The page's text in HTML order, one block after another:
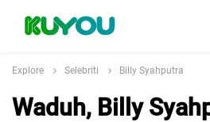
Explore Selebriti Billy Syahputra
Waduh, Billy